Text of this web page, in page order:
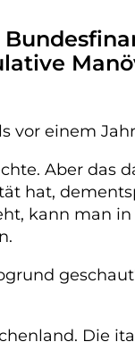
vor einem
Aber das
hat,
kann man
Die